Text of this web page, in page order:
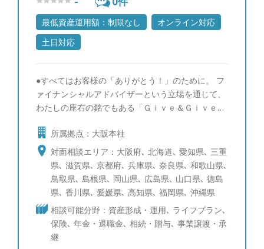
しいです。
最低資産運用額：制限なし
オンライン対応
土日対応
●すべてはお客様の「ありがとう！」のために。 フ
ァイナンシャルアドバイザーという立場を通じて、
わたしの座右の銘でもある「Ｇｉｖｅ＆Ｇｉｖｅ」
せになって頂きたいです。そのためには、常に自分
自身が仕事だけでなく人間として成長することで、
資産運用のご提案だけでなく、お客様のライフスタ
イルに関わる様々な付加価値の提供が出来ると確信
しております。そしてどんな些細なことでも、「ま
ずは蒲生さんに聞いてみよう」と真っ先に声を掛け
てもらえる担当者になれるよう、日々精進しており
ます。 ●人生１００年時代を共に歩みましょう！
人生１００年時代と言われる中、資産形成の重要性
所属拠点：大阪本社
対面相談エリア：大阪府､ 北海道､ 愛知県､ 三重
県､ 滋賀県､ 京都府､ 兵庫県､ 奈良県､ 和歌山県､
鳥取県､ 島根県､ 岡山県､ 広島県､ 山口県､ 徳島
県､ 香川県､ 愛媛県､ 高知県､ 福岡県､ 沖縄県
相談可能分野：資産形成・運用､ ライフプラン､
保険､ 年金・退職金､ 相続・贈与､ 事業譲渡・承
継